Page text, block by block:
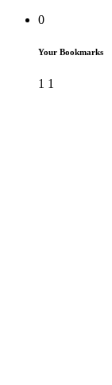
0
Your Bookmarks
1 1